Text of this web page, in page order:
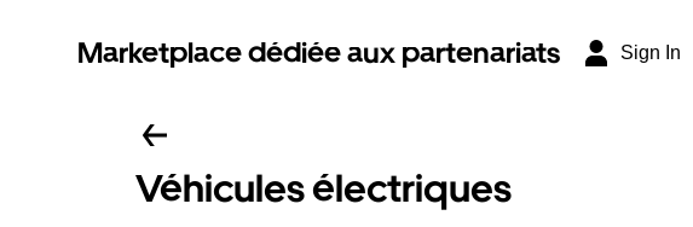
Marketplace dédiée aux partenariats Sign In
Véhicules électriques